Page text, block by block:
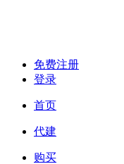
免费注册
登录
首页
代建
购买